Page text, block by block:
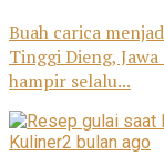
Buah carica
Tinggi Dieng,
hampir selalu...
Kuliner2 bulan ago